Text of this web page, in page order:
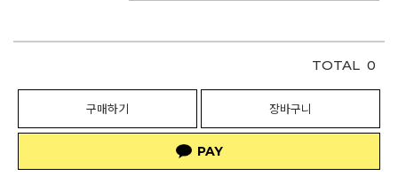
TOTAL 0
구매하기 장바구니